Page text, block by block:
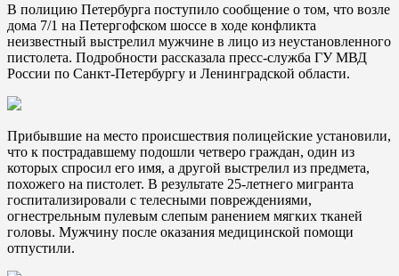
В полицию Петербурга поступило сообщение о том, что возле
дома 7/1 на Петергофском шоссе в ходе конфликта
неизвестный выстрелил мужчине в лицо из неустановленного
пистолета. Подробности рассказала пресс-служба ГУ МВД
России по Санкт-Петербургу и Ленинградской области.
Прибывшие на место происшествия полицейские установили,
что к пострадавшему подошли четверо граждан, один из
которых спросил его имя, а другой выстрелил из предмета,
похожего на пистолет. В результате 25-летнего мигранта
госпитализировали с телесными повреждениями,
огнестрельным пулевым слепым ранением мягких тканей
головы. Мужчину после оказания медицинской помощи
отпустили.